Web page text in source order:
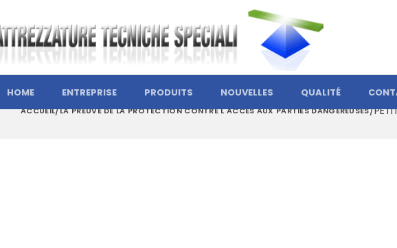
HOME ENTREPRISE PRODUITS NOUVELLES QUALITÉ
ACCUEIL LA PREUVE DE LA PROTECTION CONTRE L'ACCÈS AUX PARTIES DANGEREUSES